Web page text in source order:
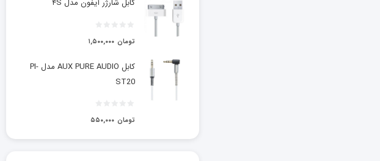
کابل شارژر آیفون مدل ۴S
۱,۵۰۰,۰۰۰ تومان
کابل AUX PURE AUDIO مدل PI-
ST20
۵۵۰,۰۰۰ تومان